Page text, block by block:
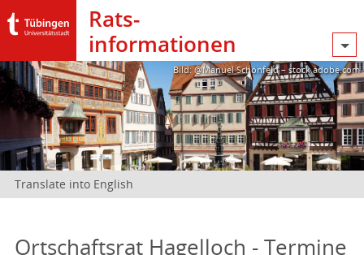
Rats­
informationen
Bild: @Manuel Schönfeld – stock.adobe.com
Translate into English
Ortschaftsrat Hagelloch - Termine